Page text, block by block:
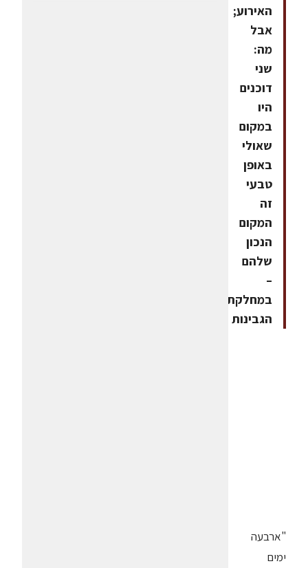
האירוע;
אבל
מה:
שני
דוכנים
היו
במקום
שאולי
באופן
טבעי
זה
המקום
הנכון
שלהם
–
במחלקת
הגבינות
"ארבעה
ימים